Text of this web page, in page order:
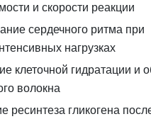
и скорости реакции
сердечного ритма при
нагрузках
клеточной гидратации и
волокна
ресинтеза гликогена